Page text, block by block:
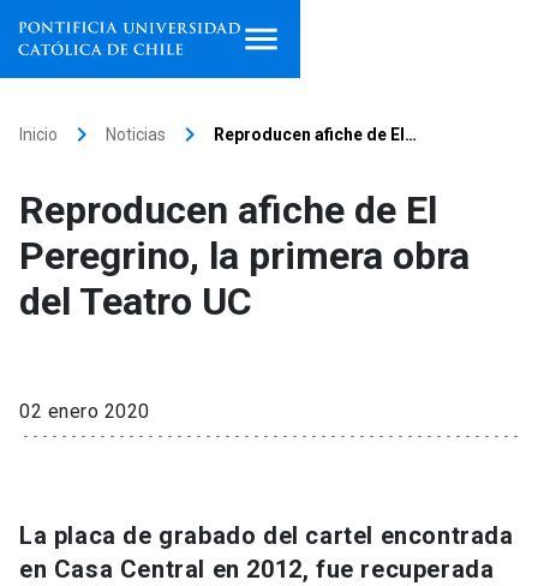
Facultades, escuelas e
institutos
Investigación
Extensión
Universidad
Inicio keyboard_arrow_right Noticias keyboard_arrow_right Reproducen afiche de El…
Reproducen afiche de El
Peregrino, la primera obra
del Teatro UC
02 enero 2020
La placa de grabado del cartel encontrada
en Casa Central en 2012, fue recuperada